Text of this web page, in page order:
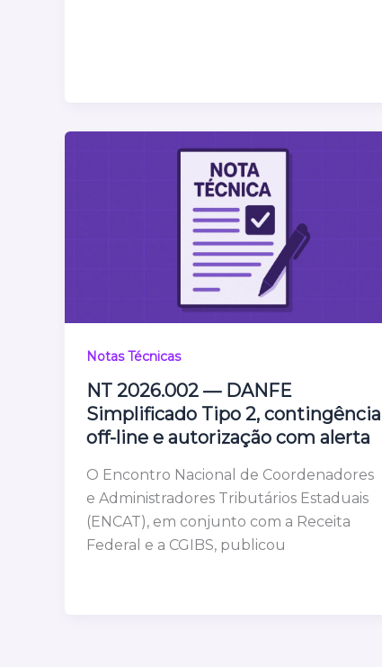
Notas Técnicas
NT 2026.002 — DANFE
Simplificado Tipo 2, contingência
off-line e autorização com alerta
O Encontro Nacional de Coordenadores
e Administradores Tributários Estaduais
(ENCAT), em conjunto com a Receita
Federal e a CGIBS, publicou